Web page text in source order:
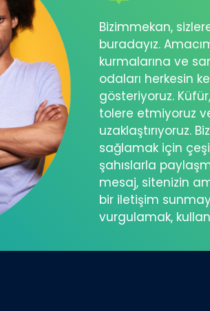
Bizimmekan,
buradayız.
kurmalarına ve
odaları herkesin
gösteriyoruz.
tolere etmiyoruz
uzaklaştırıyoruz.
sağlamak için
şahıslarla
mesaj, sitenizin
bir iletişim
vurgulamak,